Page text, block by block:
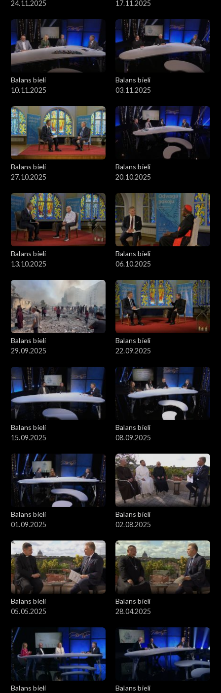
24.11.2025 17.11.2025
Balans bieli
10.11.2025
Balans bieli
03.11.2025
Balans bieli
27.10.2025
Balans bieli
20.10.2025
Balans bieli
13.10.2025
Balans bieli
06.10.2025
Balans bieli
29.09.2025
Balans bieli
22.09.2025
Balans bieli
15.09.2025
Balans bieli
08.09.2025
Balans bieli
01.09.2025
Balans bieli
02.08.2025
Balans bieli
05.05.2025
Balans bieli
28.04.2025
Balans bieli
Balans bieli